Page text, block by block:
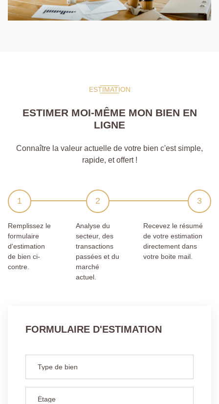
ESTIMATION
ESTIMER MOI-MÊME MON BIEN EN
LIGNE
Connaître la valeur actuelle de votre bien c'est simple,
rapide, et offert !
Remplissez le
formulaire
d'estimation
de bien ci-
contre.
Analyse du
secteur, des
transactions
passées et du
marché
actuel.
Recevez le résumé
de votre estimation
directement dans
votre boite mail.
FORMULAIRE D'ESTIMATION